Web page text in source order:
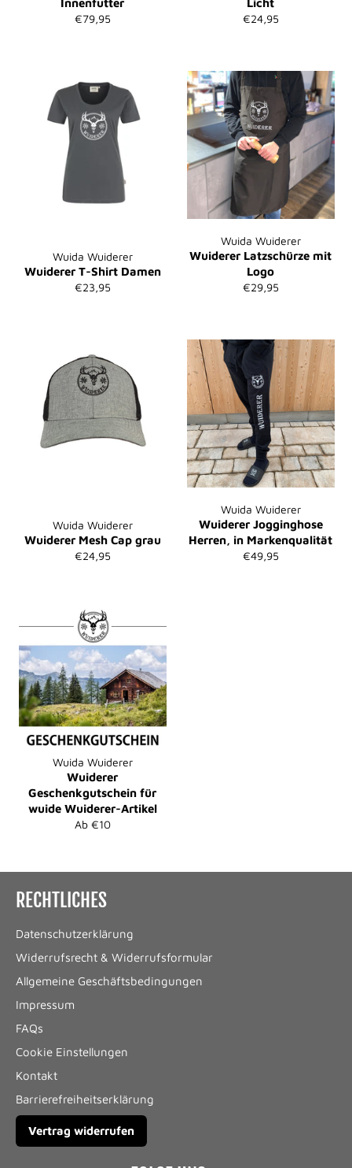
Innenfutter
Normaler
€79,95
Licht
Normaler
€24,95
Wuida Wuiderer
Wuiderer T-Shirt Damen
Normaler
€23,95
Wuida Wuiderer
Wuiderer Latzschürze mit
Logo
Normaler
€29,95
Wuida Wuiderer
Wuiderer Mesh Cap grau
Normaler
€24,95
Wuida Wuiderer
Wuiderer Jogginghose
Herren, in Markenqualität
Normaler
€49,95
Wuida Wuiderer
Wuiderer
Geschenkgutschein für
wuide Wuiderer-Artikel
Ab €10
RECHTLICHES
Datenschutzerklärung
Widerrufsrecht & Widerrufsformular
Allgemeine Geschäftsbedingungen
Impressum
FAQs
Cookie Einstellungen
Kontakt
Barrierefreiheitserklärung
Vertrag widerrufen